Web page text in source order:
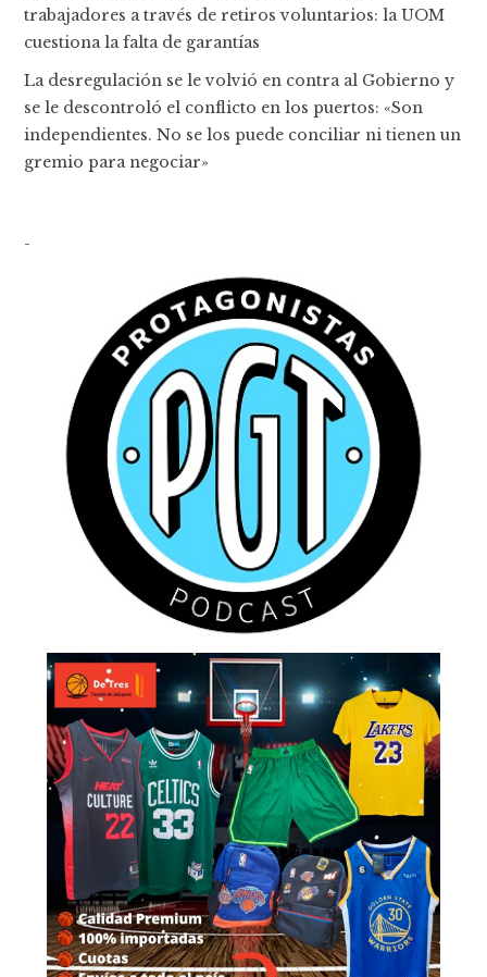
trabajadores a través de retiros voluntarios: la UOM
cuestiona la falta de garantías
La desregulación se le volvió en contra al Gobierno y
se le descontroló el conflicto en los puertos: «Son
independientes. No se los puede conciliar ni tienen un
gremio para negociar»
-